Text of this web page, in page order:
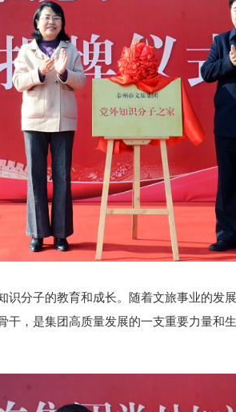
子的教育和成长。随着文旅事业的发
，是集团高质量发展的一支重要力量和